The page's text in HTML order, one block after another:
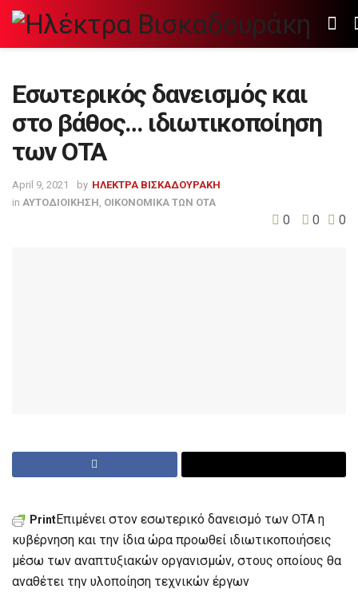
Εσωτερικός δανεισμός και
στο βάθος… ιδιωτικοποίηση
των ΟΤΑ
April 9, 2021 by ΗΛΕΚΤΡΑ ΒΙΣΚΑΔΟΥΡΑΚΗ
in ΑΥΤΟΔΙΟΙΚΗΣΗ ΟΙΚΟΝΟΜΙΚΑ ΤΩΝ ΟΤΑ
0 0 0
PrintΕπιμένει στον εσωτερικό δανεισμό των ΟΤΑ η
κυβέρνηση και την ίδια ώρα προωθεί ιδιωτικοποιήσεις
μέσω των αναπτυξιακών οργανισμών, στους οποίους θα
αναθέτει την υλοποίηση τεχνικών έργων